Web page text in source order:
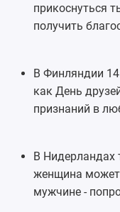
прикоснуться
получить
В Финляндии
как День
признаний в
В Нидерландах
женщина может
мужчине -